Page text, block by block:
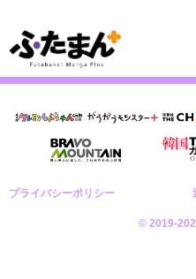
プライバシーポリシー
© 2019-